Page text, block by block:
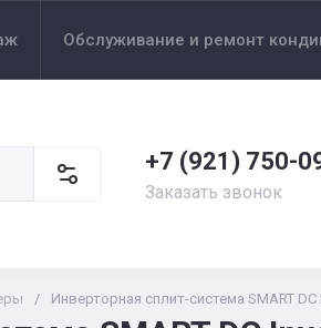
Обслуживание и ремонт
+7 (921) 750-
Заказать звонок
/ Инверторная сплит-система SMART DC